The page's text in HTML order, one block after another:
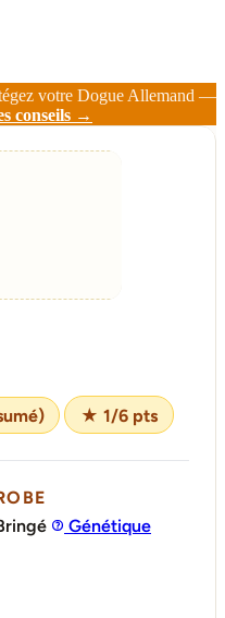
votre Dogue Allemand —
conseils →
★ 1/6 pts
Génétique